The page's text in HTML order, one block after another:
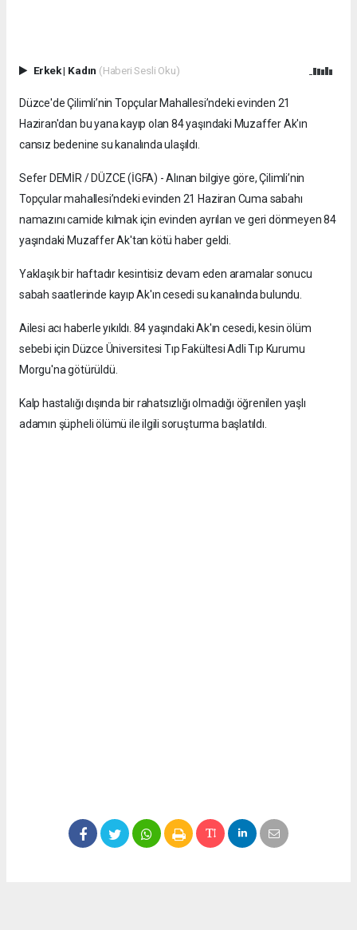
Erkek| Kadın (Haberi Sesli Oku)
Düzce'de Çilimli’nin Topçular Mahallesi’ndeki evinden 21
Haziran'dan bu yana kayıp olan 84 yaşındaki Muzaffer Ak'ın
cansız bedenine su kanalında ulaşıldı.
Sefer DEMİR / DÜZCE (İGFA) - Alınan bilgiye göre, Çilimli’nin
Topçular mahallesi’ndeki evinden 21 Haziran Cuma sabahı
namazını camide kılmak için evinden ayrılan ve geri dönmeyen 84
yaşındaki Muzaffer Ak'tan kötü haber geldi.
Yaklaşık bir haftadır kesintisiz devam eden aramalar sonucu
sabah saatlerinde kayıp Ak'ın cesedi su kanalında bulundu.
Ailesi acı haberle yıkıldı. 84 yaşındaki Ak'ın cesedi, kesin ölüm
sebebi için Düzce Üniversitesi Tıp Fakültesi Adli Tıp Kurumu
Morgu'na götürüldü.
Kalp hastalığı dışında bir rahatsızlığı olmadığı öğrenilen yaşlı
adamın şüpheli ölümü ile ilgili soruşturma başlatıldı.